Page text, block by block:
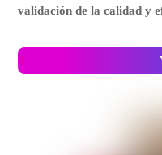
validación de la calidad y